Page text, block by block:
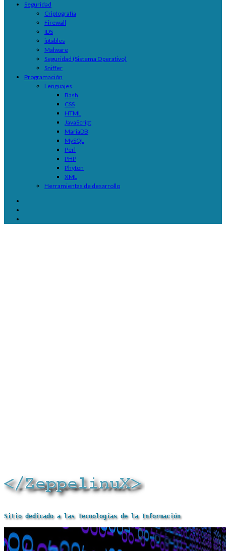
Seguridad
Criptografía
Firewall
IDS
iptables
Malware
Seguridad (Sistema Operativo)
Sniffer
Programación
Lenguajes
Bash
CSS
HTML
JavaScript
MariaDB
MySQL
Perl
PHP
Phyton
XML
Herramientas de desarrollo
Sitio dedicado a las Tecnologías de la Información